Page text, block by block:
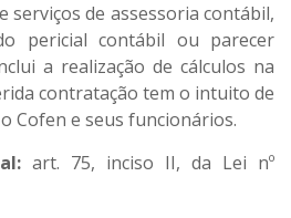
serviços de assessoria contábil,
pericial contábil ou parecer
a realização de cálculos na
contratação tem o intuito de
Cofen e seus funcionários.
art. 75, inciso II, da Lei nº